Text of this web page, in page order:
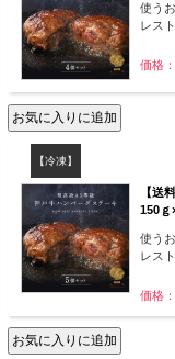
使う
レス
価格
【冷凍】
【送
150ｇ
使う
レス
価格